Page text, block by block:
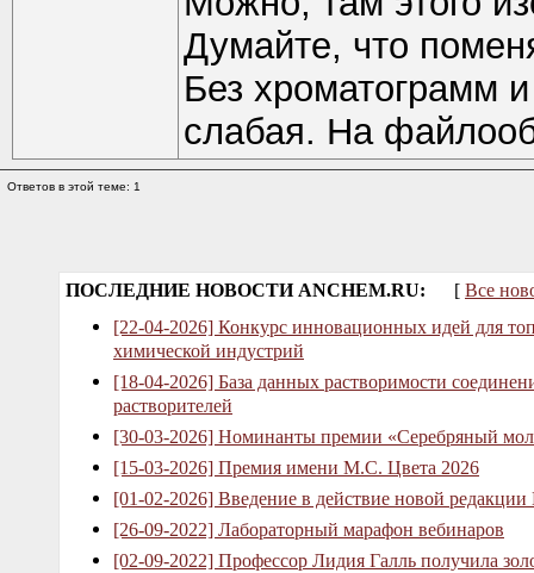
Думайте, что
Без хроматограмм
слабая. На
Ответов в этой теме: 1
ПОСЛЕДНИЕ НОВОСТИ ANCHEM.RU: [ Все
[22-04-2026] Конкурс инновационных идей для
химической индустрий
[18-04-2026] База данных растворимости
растворителей
[30-03-2026] Номинанты премии «Серебряный
[15-03-2026] Премия имени М.С. Цвета 2026
[01-02-2026] Введение в действие новой
[26-09-2022] Лабораторный марафон вебинаров
[02-09-2022] Профессор Лидия Галль получила